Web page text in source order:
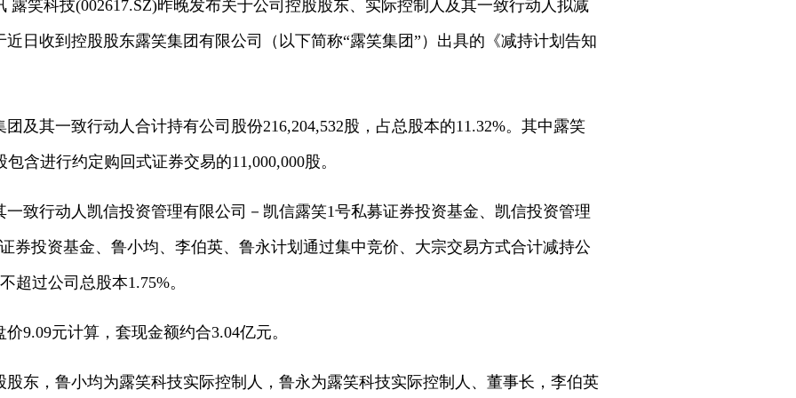
露笑科技(002617.SZ)昨晚发布关于公司控股股东、实际控制人及其一致行动人拟减
日收到控股股东露笑集团有限公司（以下简称“露笑集团”）出具的《减持计划告知
及其一致行动人合计持有公司股份216,204,532股，占总股本的11.32%。其中露笑
含进行约定购回式证券交易的11,000,000股。
致行动人凯信投资管理有限公司－凯信露笑1号私募证券投资基金、凯信投资管理
券投资基金、鲁小均、李伯英、鲁永计划通过集中竞价、大宗交易方式合计减持公
超过公司总股本1.75%。
9.09元计算，套现金额约合3.04亿元。
股东，鲁小均为露笑科技实际控制人，鲁永为露笑科技实际控制人、董事长，李伯英